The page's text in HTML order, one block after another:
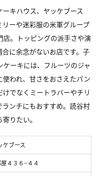
キハウス、ヤッケブース
ーや迷彩服の米軍グループ
。トッピングの派手さや演
に余念がないお店です。子
ーキには、フルーツのジャ
われ、甘さをおさえたパン
でなくミートラバーやチリ
ンチにもおすすめ。読谷村
りたい。
ケブース
４３６−４４